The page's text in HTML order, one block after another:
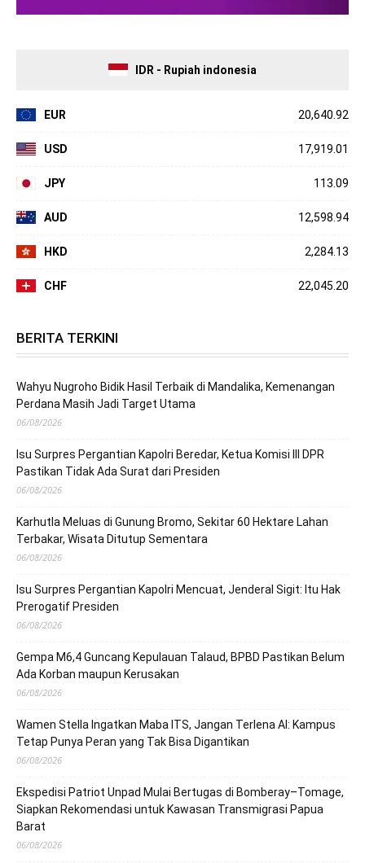
IDR - Rupiah indonesia
EUR 20,640.92
USD 17,919.01
JPY 113.09
AUD 12,598.94
HKD 2,284.13
CHF 22,045.20
BERITA TERKINI
Wahyu Nugroho Bidik Hasil Terbaik di Mandalika, Kemenangan
Perdana Masih Jadi Target Utama
06/08/2026
Isu Surpres Pergantian Kapolri Beredar, Ketua Komisi III DPR
Pastikan Tidak Ada Surat dari Presiden
06/08/2026
Karhutla Meluas di Gunung Bromo, Sekitar 60 Hektare Lahan
Terbakar, Wisata Ditutup Sementara
06/08/2026
Isu Surpres Pergantian Kapolri Mencuat, Jenderal Sigit: Itu Hak
Prerogatif Presiden
06/08/2026
Gempa M6,4 Guncang Kepulauan Talaud, BPBD Pastikan Belum
Ada Korban maupun Kerusakan
06/08/2026
Wamen Stella Ingatkan Maba ITS, Jangan Terlena AI: Kampus
Tetap Punya Peran yang Tak Bisa Digantikan
06/08/2026
Ekspedisi Patriot Unpad Mulai Bertugas di Bomberay–Tomage,
Siapkan Rekomendasi untuk Kawasan Transmigrasi Papua
Barat
06/08/2026